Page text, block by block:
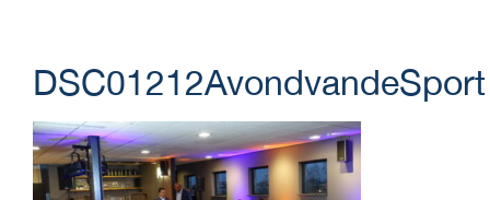
DSC01212AvondvandeSport